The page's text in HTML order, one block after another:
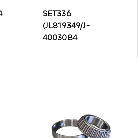
SET336
(JL819349/J-
4003084